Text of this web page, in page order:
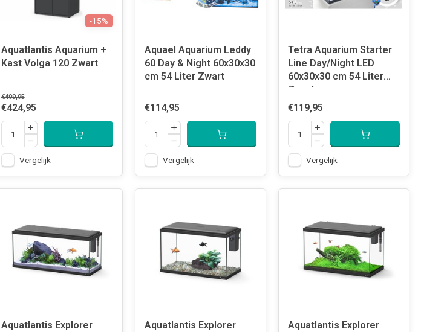
-15%
Aquatlantis Aquarium +
Kast Volga 120 Zwart
€499,95
€424,95
Vergelijk
Aquael Aquarium Leddy
60 Day & Night 60x30x30
cm 54 Liter Zwart
€114,95
Vergelijk
Tetra Aquarium Starter
Line Day/Night LED
60x30x30 cm 54 Liter
Zwart
€119,95
Vergelijk
Aquatlantis Explorer
Aquatlantis Explorer
Aquatlantis Explorer